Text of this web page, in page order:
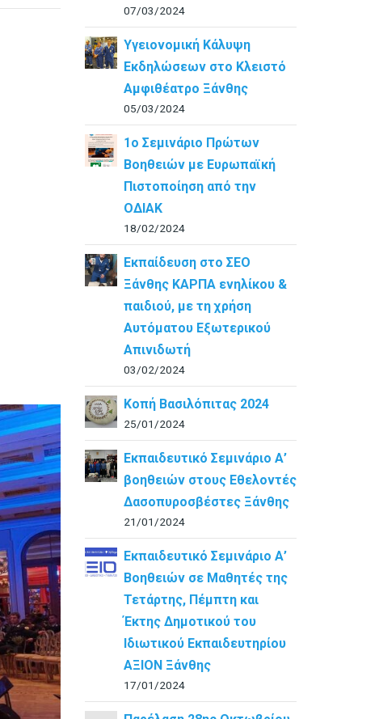
07/03/2024
Υγειονομική Κάλυψη
Εκδηλώσεων στο Κλειστό
Αμφιθέατρο Ξάνθης
05/03/2024
1ο Σεμινάριο Πρώτων
Βοηθειών με Ευρωπαϊκή
Πιστοποίηση από την
ΟΔΙΑΚ
18/02/2024
Εκπαίδευση στο ΣΕΟ
Ξάνθης ΚΑΡΠΑ ενηλίκου &
παιδιού, με τη χρήση
Αυτόματου Εξωτερικού
Απινιδωτή
03/02/2024
Κοπή Βασιλόπιτας 2024
25/01/2024
Εκπαιδευτικό Σεμινάριο Α’
βοηθειών στους Εθελοντές
Δασοπυροσβέστες Ξάνθης
21/01/2024
Εκπαιδευτικό Σεμινάριο Α’
Βοηθειών σε Μαθητές της
Τετάρτης, Πέμπτη και
Έκτης Δημοτικού του
Ιδιωτικού Εκπαιδευτηρίου
ΑΞΙΟΝ Ξάνθης
17/01/2024